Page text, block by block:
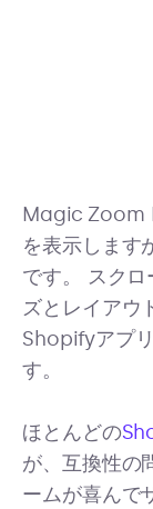
Magic Zoom
を表示します
です。 スク
ズとレイアウ
Shopifyアプ
す。
ほとんどの
が、互換性の
ームが喜んで